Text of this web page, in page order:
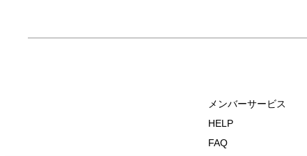
メンバーサービス
HELP
FAQ